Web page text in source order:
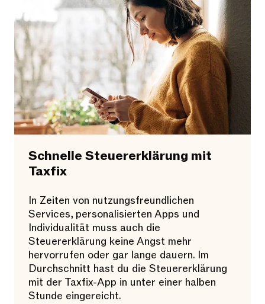
Schnelle Steuererklärung mit
Taxfix​
In Zeiten von nutzungsfreundlichen
Services, personalisierten Apps und
Individualität muss auch die
Steuererklärung keine Angst mehr
hervorrufen oder gar lange dauern. Im
Durchschnitt hast du die Steuererklärung
mit der Taxfix-App in unter einer halben
Stunde eingereicht.